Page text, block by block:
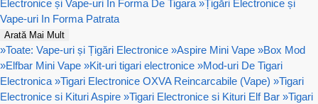
Electronice și Vape-uri In Forma De Tigara »Țigări Electronice și
Vape-uri In Forma Patrata
Arată Mai Mult
»Toate: Vape-uri și Țigări Electronice »Aspire Mini Vape »Box Mod
»Elfbar Mini Vape »Kit-uri tigari electronice »Mod-uri De Tigari
Electronica »Tigari Electronice OXVA Reincarcabile (Vape) »Tigari
Electronice si Kituri Aspire »Tigari Electronice si Kituri Elf Bar »Tigari